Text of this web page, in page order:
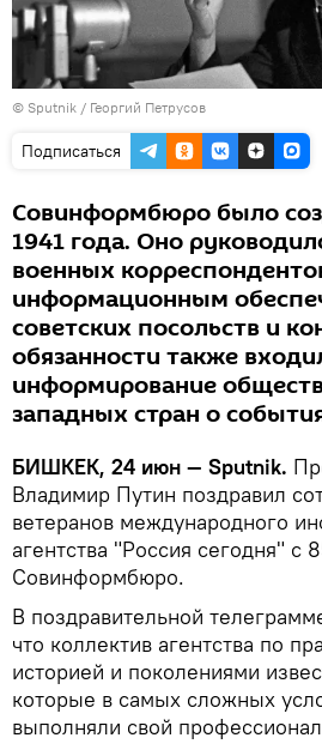
© Sputnik / Георгий Петрусов
Подписаться
Совинформбюро было
1941 года. Оно
военных
информационным
советских посольств и
обязанности также
информирование
западных стран о
БИШКЕК, 24 июн — Sputnik.
Владимир Путин поздравил
ветеранов международного
агентства "Россия сегодня" с
Совинформбюро.
В поздравительной
что коллектив агентства по
историей и поколениями
которые в самых сложных
выполняли свой